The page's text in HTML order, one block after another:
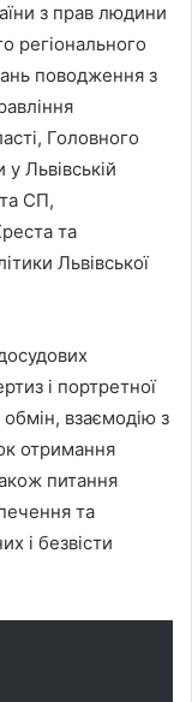
з прав людини
регіонального
поводження з
Головного
Львівській
СП,
та
Львівської
і портретної
обмін, взаємодію з
отримання
питання
та
і безвісти